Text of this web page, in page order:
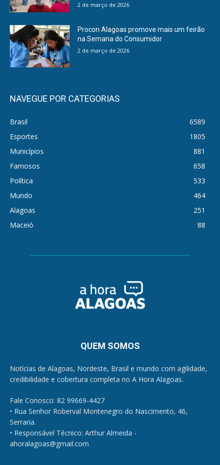
2 de março de 2026
Procon Alagoas promove mais um feirão
na Semana do Consumidor
2 de março de 2026
NAVEGUE POR CATEGORIAS
Brasil
6589
Esportes
1805
Municípios
881
Famosos
658
Política
533
Mundo
464
Alagoas
251
Maceió
88
QUEM SOMOS
Notícias de Alagoas, Nordeste, Brasil e mundo com agilidade,
credibilidade e cobertura completa no A Hora Alagoas.
Fale Conosco: 82 99669-4427
• Rua Senhor Roberval Montenegro do Nascimento, 46,
Serraria.
• Responsável Técnico: Arthur Almeida -
ahoralagoas@gmail.com